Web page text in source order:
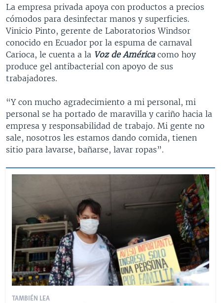
ENTRETENIMIENTO
La empresa privada apoya con productos a precios
cómodos para desinfectar manos y superficies.
Vinicio Pinto, gerente de Laboratorios Windsor
conocido en Ecuador por la espuma de carnaval
Carioca, le cuenta a la Voz de América como hoy
produce gel antibacterial con apoyo de sus
trabajadores.
“Y con mucho agradecimiento a mi personal, mi
personal se ha portado de maravilla y cariño hacia la
empresa y responsabilidad de trabajo. Mi gente no
sale, nosotros les estamos dando comida, tienen
sitio para lavarse, bañarse, lavar ropas”.
TAMBIÉN LEA